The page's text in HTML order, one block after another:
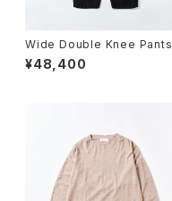
Wide Double Knee Pants
¥48,400